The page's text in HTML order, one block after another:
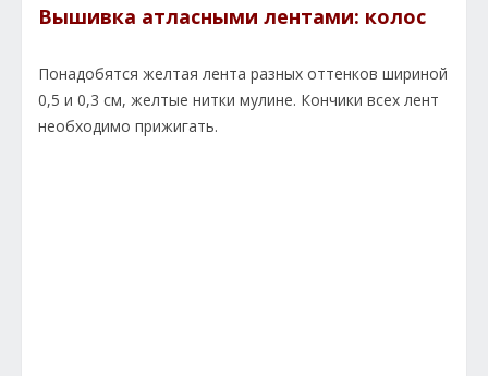
Вышивка атласными лентами: колос
Понадобятся желтая лента разных оттенков шириной
0,5 и 0,3 см, желтые нитки мулине. Кончики всех лент
необходимо прижигать.